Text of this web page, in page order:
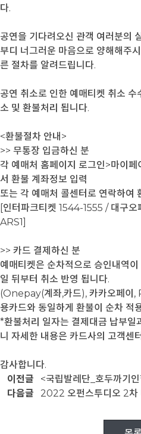
다.
공연을 기다려오신 관객 여러분의
부디 너그러운 마음으로 양해해주
른 절차를 알려드립니다.
공연 취소로 인한 예매티켓 취소 수
소 및 환불처리 됩니다.
<환불절차 안내>
>> 무통장 입금하신 분
각 예매처 홈페이지 로그인>마이페
서 환불 계좌정보 입력
또는 각 예매처 콜센터로 연락하여
[인터파크티켓 1544-1555 / 대구
ARS1]
>> 카드 결제하신 분
예매티켓은 순차적으로 승인내역
일 뒤부터 취소 반영 됩니다.
(Onepay(계좌,카드), 카카오페이,
용카드와 동일하게 환불이 순차 적
*환불처리 일자는 결제대금 납부일
니 자세한 내용은 카드사의 고객센
감사합니다.
이전글
<국립발레단_호두까기
다음글
2022 오펀스투디오 2차